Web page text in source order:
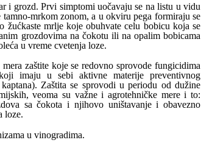
i grozd. Prvi simptomi uočavaju se na listu u vidu
mrkom zonom, a u okviru pega formiraju se
žućkaste mrlje koje obuhvate celu bobicu koja se
grozdovima na čokotu ili na opalim bobicama
u vreme cvetenja loze.
zaštite koje se redovno sprovode fungicidima
imaju u sebi aktivne materije preventivnog
Zaštita se sprovodi u periodu od dužine
veoma su važne i agrotehničke mere i to:
sa čokota i njihovo uništavanje i obavezno
loze.
u vinogradima.